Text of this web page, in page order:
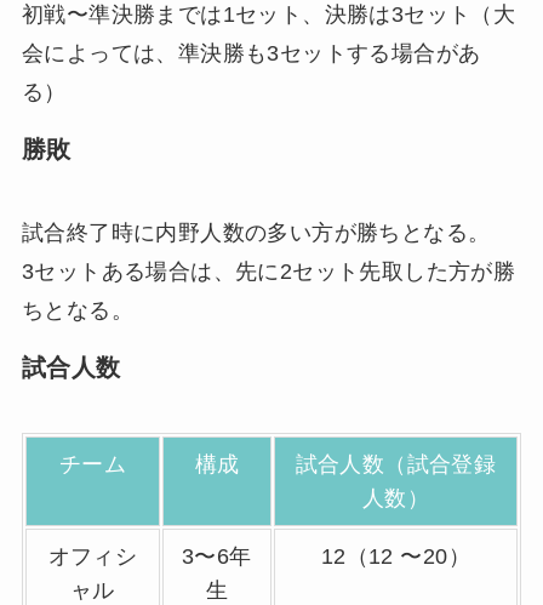
初戦〜準決勝までは1セット、決勝は3セット（大
会によっては、準決勝も3セットする場合があ
る）
勝敗
試合終了時に内野人数の多い方が勝ちとなる。
3セットある場合は、先に2セット先取した方が勝
ちとなる。
試合人数
チーム 構成
試合人数（試合登録
人数）
オフィシ
ャル
3〜6年
生
12（12 〜20）